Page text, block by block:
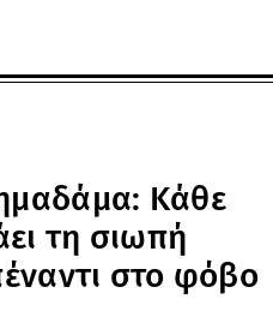
Κάθε
τη σιωπή
στο φόβο